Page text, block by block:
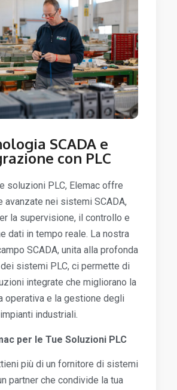
SCADA e
con PLC
soluzioni PLC, Elemac offre
avanzate nei sistemi SCADA,
la supervisione, il controllo e
dati in tempo reale. La nostra
SCADA, unita alla profonda
sistemi PLC, ci permette di
integrate che migliorano la
operativa e la gestione degli
impianti industriali.
per le Tue Soluzioni PLC
più di un fornitore di sistemi
partner che condivide la tua